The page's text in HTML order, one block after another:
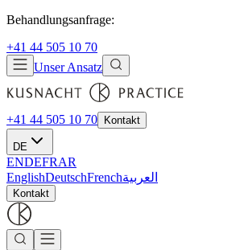
Behandlungsanfrage:
+41 44 505 10 70
Unser Ansatz
+41 44 505 10 70 Kontakt
DE
ENDEFRAR
EnglishDeutschFrenchالعربية
Kontakt